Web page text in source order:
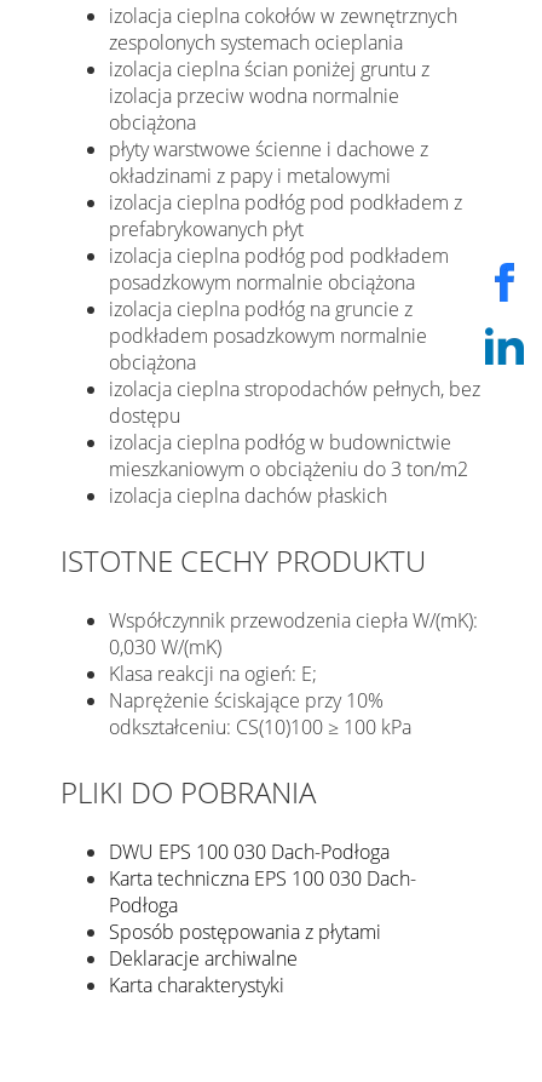
izolacja cieplna cokołów w zewnętrznych
zespolonych systemach ocieplania
izolacja cieplna ścian poniżej gruntu z
izolacja przeciw wodna normalnie
obciążona
płyty warstwowe ścienne i dachowe z
okładzinami z papy i metalowymi
izolacja cieplna podłóg pod podkładem z
prefabrykowanych płyt
izolacja cieplna podłóg pod podkładem
posadzkowym normalnie obciążona
izolacja cieplna podłóg na gruncie z
podkładem posadzkowym normalnie
obciążona
izolacja cieplna stropodachów pełnych, bez
dostępu
izolacja cieplna podłóg w budownictwie
mieszkaniowym o obciążeniu do 3 ton/m2
izolacja cieplna dachów płaskich
ISTOTNE CECHY PRODUKTU
Współczynnik przewodzenia ciepła W/(mK):
0,030 W/(mK)
Klasa reakcji na ogień: E;
Naprężenie ściskające przy 10%
odkształceniu: CS(10)100 ≥ 100 kPa
PLIKI DO POBRANIA
DWU EPS 100 030 Dach-Podłoga
Karta techniczna EPS 100 030 Dach-
Podłoga
Sposób postępowania z płytami
Deklaracje archiwalne
Karta charakterystyki